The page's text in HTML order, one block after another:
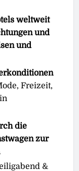
weltweit
und
und
Freizeit,
die
zur
&